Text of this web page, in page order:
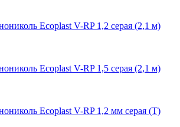
Ecoplast V-RP 1,2 серая (2,1 м)
Ecoplast V-RP 1,5 серая (2,1 м)
Ecoplast V-RP 1,2 мм серая (Т)